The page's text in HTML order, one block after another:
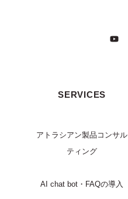
SERVICES
アトラシアン製品コンサル
ティング
AI chat bot・FAQの導入